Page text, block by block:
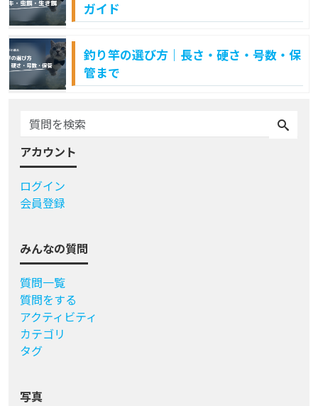
ガイド
釣り竿の選び方｜長さ・硬さ・号数・保
管まで
アカウント
ログイン
会員登録
みんなの質問
質問一覧
質問をする
アクティビティ
カテゴリ
タグ
写真